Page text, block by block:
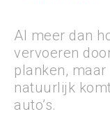
Al meer dan
vervoeren
planken,
natuurlijk
auto’s.